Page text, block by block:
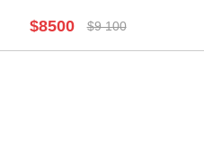
$8500 $9 100